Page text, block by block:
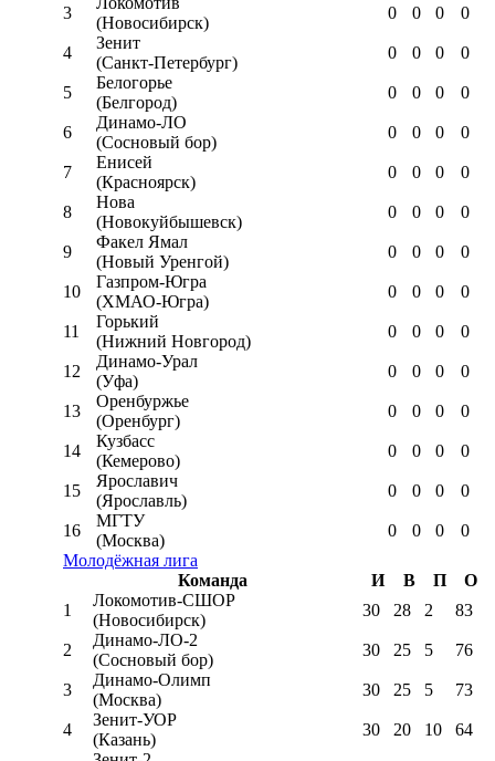
3
(Новосибирск)
0 0 0 0
4
Зенит
(Санкт-Петербург)
0 0 0 0
5
Белогорье
(Белгород)
0 0 0 0
6
Динамо-ЛО
(Сосновый бор)
0 0 0 0
7
Енисей
(Красноярск)
0 0 0 0
8
Нова
(Новокуйбышевск)
0 0 0 0
9
Факел Ямал
(Новый Уренгой)
0 0 0 0
10
Газпром-Югра
(ХМАО-Югра)
0 0 0 0
11
Горький
(Нижний Новгород)
0 0 0 0
12
Динамо-Урал
(Уфа)
0 0 0 0
13
Оренбуржье
(Оренбург)
0 0 0 0
14
Кузбасс
(Кемерово)
0 0 0 0
15
Ярославич
(Ярославль)
0 0 0 0
16
МГТУ
(Москва)
0 0 0
0
Молодёжная лига
Команда
И В П
О
1
Локомотив-CШОР
(Новосибирск)
30 28 2 83
2
Динамо-ЛО-2
(Сосновый бор)
30 25 5 76
3
Динамо-Олимп
(Москва)
30 25 5 73
4
Зенит-УОР
(Казань)
30 20 10 64